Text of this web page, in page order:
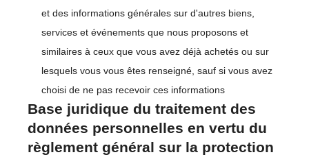
et des informations générales sur d'autres biens,
services et événements que nous proposons et
similaires à ceux que vous avez déjà achetés ou sur
lesquels vous vous êtes renseigné, sauf si vous avez
choisi de ne pas recevoir ces informations
Base juridique du traitement des
données personnelles en vertu du
règlement général sur la protection